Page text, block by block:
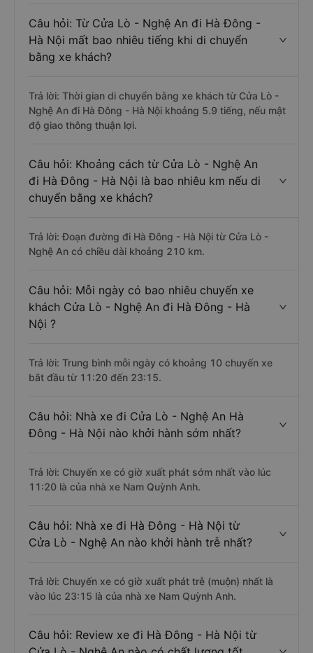
Câu hỏi: Từ Cửa Lò - Nghệ An đi Hà Đông -
Hà Nội mất bao nhiêu tiếng khi di chuyển
bằng xe khách?
Trả lời: Thời gian di chuyển bằng xe khách từ Cửa Lò -
Nghệ An đi Hà Đông - Hà Nội khoảng 5.9 tiếng, nếu mật
độ giao thông thuận lợi.
Câu hỏi: Khoảng cách từ Cửa Lò - Nghệ An
đi Hà Đông - Hà Nội là bao nhiêu km nếu di
chuyển bằng xe khách?
Trả lời: Đoạn đường đi Hà Đông - Hà Nội từ Cửa Lò -
Nghệ An có chiều dài khoảng 210 km.
Câu hỏi: Mỗi ngày có bao nhiêu chuyến xe
khách Cửa Lò - Nghệ An đi Hà Đông - Hà
Nội ?
Trả lời: Trung bình mỗi ngày có khoảng 10 chuyến xe
bắt đầu từ 11:20 đến 23:15.
Câu hỏi: Nhà xe đi Cửa Lò - Nghệ An Hà
Đông - Hà Nội nào khởi hành sớm nhất?
Trả lời: Chuyến xe có giờ xuất phát sớm nhất vào lúc
11:20 là của nhà xe Nam Quỳnh Anh.
Câu hỏi: Nhà xe đi Hà Đông - Hà Nội từ
Cửa Lò - Nghệ An nào khởi hành trễ nhất?
Trả lời: Chuyến xe có giờ xuất phát trễ (muộn) nhất là
vào lúc 23:15 là của nhà xe Nam Quỳnh Anh.
Câu hỏi: Review xe đi Hà Đông - Hà Nội từ